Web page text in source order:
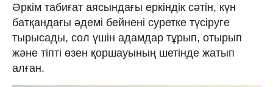
Әркім табиғат аясындағы еркіндік сәтін, күн
батқандағы әдемі бейнені суретке түсіруге
тырысады, сол үшін адамдар тұрып, отырып
және тіпті өзен қоршауының шетінде жатып
алған.